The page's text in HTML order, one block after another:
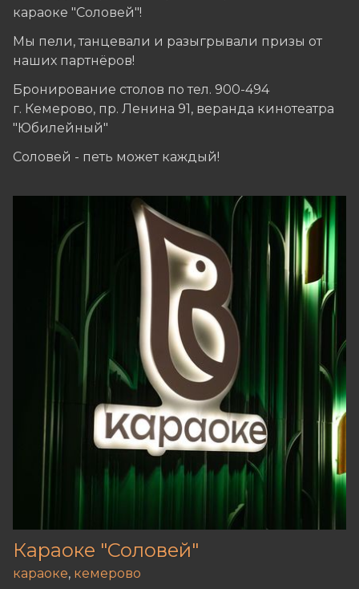
караоке "Соловей"!
Мы пели, танцевали и разыгрывали призы от
наших партнёров!
Бронирование столов по тел. 900-494
г. Кемерово, пр. Ленина 91, веранда кинотеатра
"Юбилейный"
Соловей - петь может каждый!
Караоке "Соловей"
караоке, кемерово